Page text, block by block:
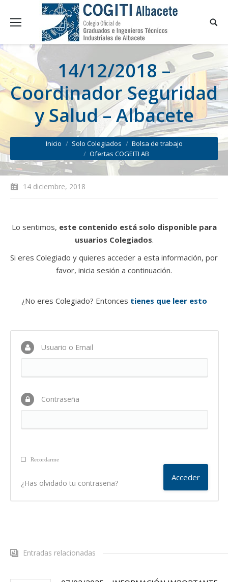
14/12/2018 –
Coordinador Seguridad
y Salud – Albacete
You are here:
Inicio Solo Colegiados
Bolsa de trabajo
Ofertas COGEITI AB
14 diciembre, 2018
Lo sentimos, este contenido está solo disponible para
usuarios Colegiados.
Si eres Colegiado y quieres acceder a esta información, por
favor, inicia sesión a continuación.
¿No eres Colegiado? Entonces tienes que leer esto
Usuario o Email
Contraseña
Recordarme
¿Has olvidado tu contraseña?
Entradas relacionadas